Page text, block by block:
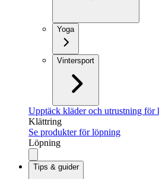
Yoga
Vintersport
Upptäck kläder och utrustning för
Klättring
Se produkter för löpning
Löpning
Tips & guider